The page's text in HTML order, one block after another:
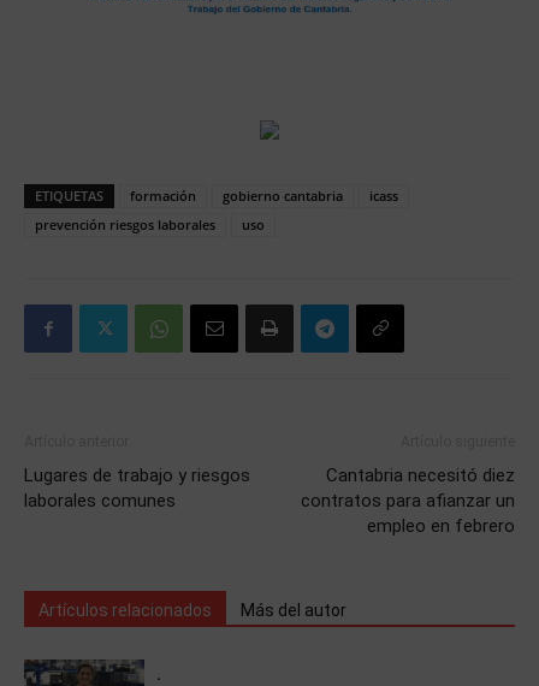
ETIQUETAS formación gobierno cantabria
icass
prevención riesgos laborales
uso
Lugares de trabajo y riesgos
laborales comunes
Cantabria necesitó diez
contratos para afianzar un
empleo en febrero
Artículos relacionados Más del autor
.